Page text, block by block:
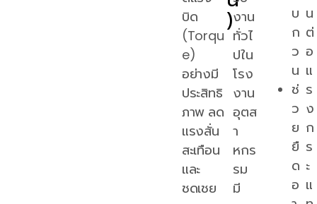
บิด
(Torqu
e)
อย่างมี
ประสิทธิ
ภาพ ลด
แรงสั่น
สะเทือน
และ
ชดเชย
)งาน
ทั่วไ
ปใน
โรง
งาน
อุตส
า
หกร
รม
มี
บ
ก
ว
น
ช่
ว
ย
ยื
ด
อ
น
ต่
อ
แ
ร
ง
ก
ร
ะ
แ